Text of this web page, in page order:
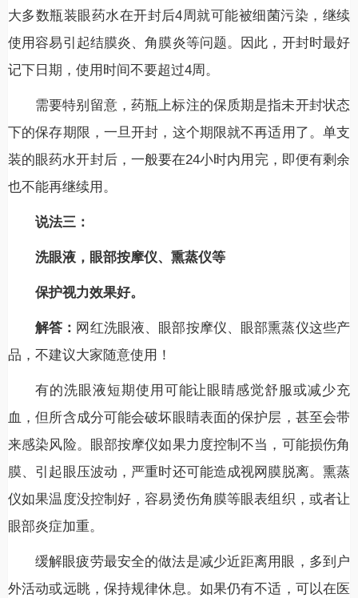
大多数瓶装眼药水在开封后4周就可能被细菌污染，继续
使用容易引起结膜炎、角膜炎等问题。因此，开封时最好
记下日期，使用时间不要超过4周。
需要特别留意，药瓶上标注的保质期是指未开封状态
下的保存期限，一旦开封，这个期限就不再适用了。单支
装的眼药水开封后，一般要在24小时内用完，即便有剩余
也不能再继续用。
说法三：
洗眼液，眼部按摩仪、熏蒸仪等
保护视力效果好。
解答： 网红洗眼液、眼部按摩仪、眼部熏蒸仪这些产
品，不建议大家随意使用！
有的洗眼液短期使用可能让眼睛感觉舒服或减少充
血，但所含成分可能会破坏眼睛表面的保护层，甚至会带
来感染风险。眼部按摩仪如果力度控制不当，可能损伤角
膜、引起眼压波动，严重时还可能造成视网膜脱离。熏蒸
仪如果温度没控制好，容易烫伤角膜等眼表组织，或者让
眼部炎症加重。
缓解眼疲劳最安全的做法是减少近距离用眼，多到户
外活动或远眺，保持规律休息。如果仍有不适，可以在医